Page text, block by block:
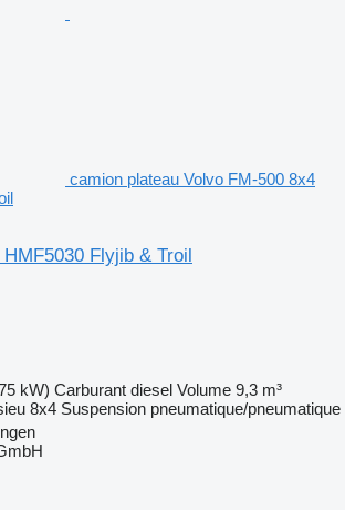
camion plateau Volvo FM-500 8x4
Flyjib & Troil
kW) Carburant diesel Volume 9,3 m³
8x4 Suspension pneumatique/pneumatique